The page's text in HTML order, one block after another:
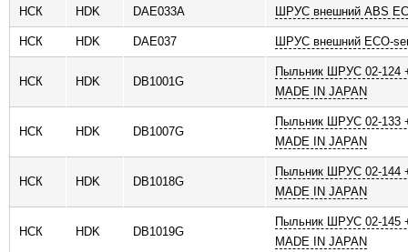
НСК HDK DAE033A ШРУС внешний ABS
НСК HDK DAE037 ШРУС внешний ECO-
НСК HDK DB1001G
Пыльник ШРУС 02-124
MADE IN JAPAN
НСК HDK DB1007G
Пыльник ШРУС 02-133
MADE IN JAPAN
НСК HDK DB1018G
Пыльник ШРУС 02-144
MADE IN JAPAN
НСК HDK DB1019G
Пыльник ШРУС 02-145
MADE IN JAPAN